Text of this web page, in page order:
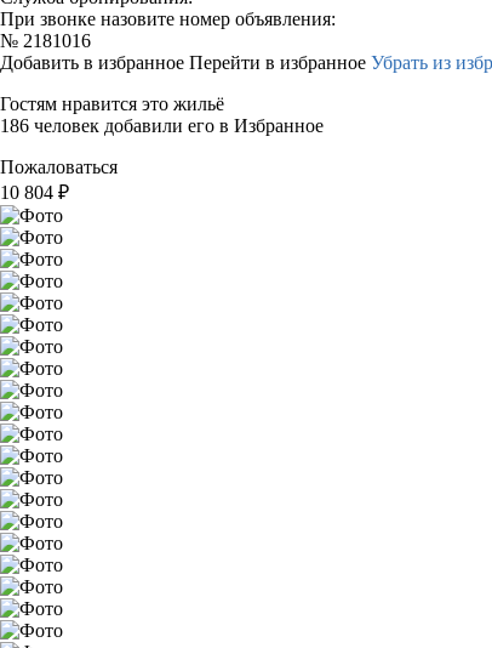
При звонке назовите номер объявления:
№ 2181016
Добавить в избранное Перейти в избранное Убрать из
Гостям нравится это жильё
186 человек добавили его в Избранное
Пожаловаться
10 804 ₽